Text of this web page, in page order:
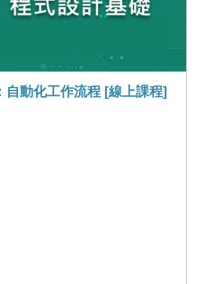
自動化工作流程 [線上課程]